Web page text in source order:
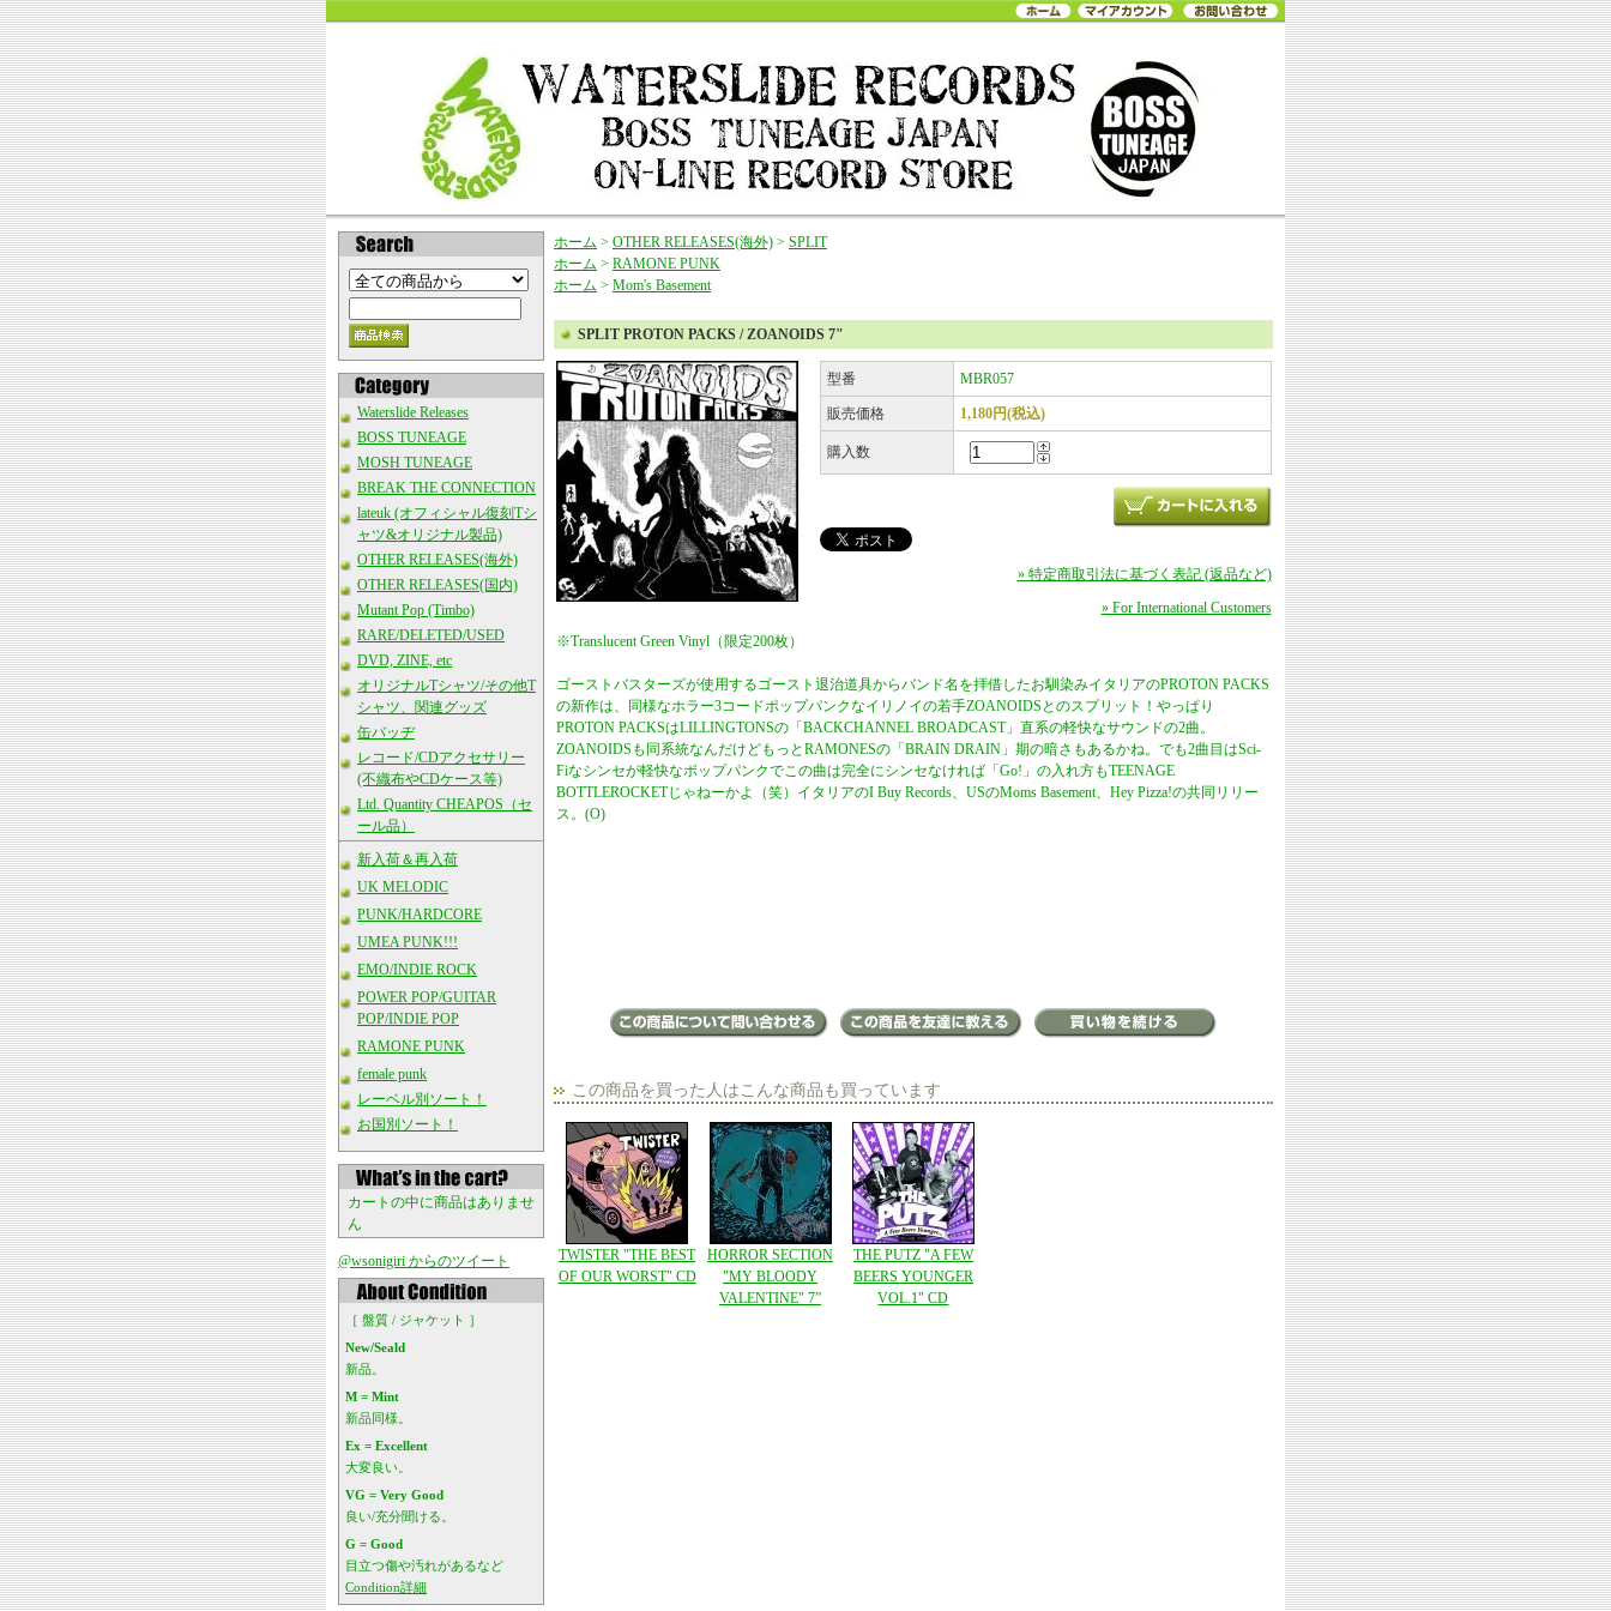
Waterslide Releases
BOSS TUNEAGE
MOSH TUNEAGE
BREAK THE CONNECTION
lateuk (オフィシャル復刻Tシ
ャツ&オリジナル製品)
OTHER RELEASES(海外)
OTHER RELEASES(国内)
Mutant Pop (Timbo)
RARE/DELETED/USED
DVD, ZINE, etc
オリジナルTシャツ/その他T
シャツ、関連グッズ
缶バッヂ
レコード/CDアクセサリー
(不織布やCDケース等)
Ltd. Quantity CHEAPOS（セ
ール品）
新入荷＆再入荷
UK MELODIC
PUNK/HARDCORE
UMEA PUNK!!!
EMO/INDIE ROCK
POWER POP/GUITAR
POP/INDIE POP
RAMONE PUNK
female punk
レーベル別ソート！
お国別ソート！
カートの中に商品はありませ
ん
@wsonigiri からのツイート
［ 盤質 / ジャケット ］
New/Seald
新品。
M = Mint
新品同様。
Ex = Excellent
大変良い。
VG = Very Good
良い/充分聞ける。
G = Good
目立つ傷や汚れがあるなど
Condition詳細
ホーム > OTHER RELEASES(海外) > SPLIT
ホーム > RAMONE PUNK
ホーム > Mom's Basement
SPLIT PROTON PACKS / ZOANOIDS 7"
型番 MBR057
販売価格 1,180円(税込)
購入数
» 特定商取引法に基づく表記 (返品など)
» For International Customers
※Translucent Green Vinyl（限定200枚）
ゴーストバスターズが使用するゴースト退治道具からバンド名を拝借したお馴染みイタリアのPROTON PACKS
の新作は、同様なホラー3コードポップパンクなイリノイの若手ZOANOIDSとのスプリット！やっぱり
PROTON PACKSはLILLINGTONSの「BACKCHANNEL BROADCAST」直系の軽快なサウンドの2曲。
ZOANOIDSも同系統なんだけどもっとRAMONESの「BRAIN DRAIN」期の暗さもあるかね。でも2曲目はSci-
Fiなシンセが軽快なポップパンクでこの曲は完全にシンセなければ「Go!」の入れ方もTEENAGE
BOTTLEROCKETじゃねーかよ（笑）イタリアのI Buy Records、USのMoms Basement、Hey Pizza!の共同リリー
ス。(O)
この商品を買った人はこんな商品も買っています
TWISTER "THE BEST
OF OUR WORST" CD
HORROR SECTION
"MY BLOODY
VALENTINE" 7”
THE PUTZ "A FEW
BEERS YOUNGER
VOL.1" CD